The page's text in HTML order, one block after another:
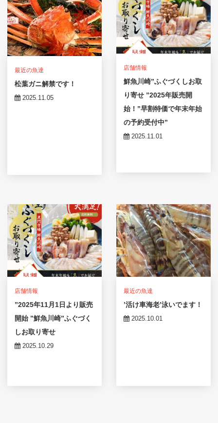
最近の魚達
松葉ガニ解禁です！
2025.11.05
店舗情報
鮮魚川崎”ふぐづくしお取
り寄せ ”2025年販売開
始！”早割特価で年末年始
の予約受付中”
2025.11.01
店舗情報
”2025年11月1日より販売
開始 ”鮮魚川崎”ふぐづく
しお取り寄せ
2025.10.29
最近の魚達
’活け車海老’泳いでます！
2025.10.01